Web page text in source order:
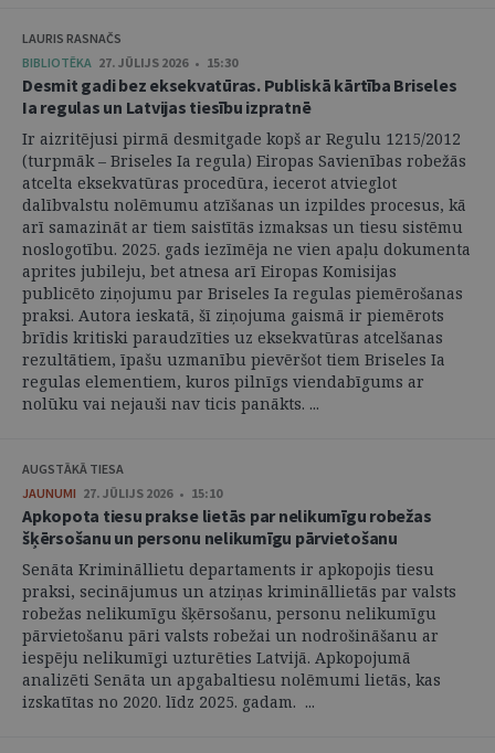
LAURIS RASNAČS
BIBLIOTĒKA 27. JŪLIJS 2026 • 15:30
Desmit gadi bez eksekvatūras. Publiskā kārtība Briseles
Ia regulas un Latvijas tiesību izpratnē
Ir aizritējusi pirmā desmitgade kopš ar Regulu 1215/2012
(turpmāk – Briseles Ia regula) Eiropas Savienības robežās
atcelta eksekvatūras procedūra, iecerot atvieglot
dalībvalstu nolēmumu atzīšanas un izpildes procesus, kā
arī samazināt ar tiem saistītās izmaksas un tiesu sistēmu
noslogotību. 2025. gads iezīmēja ne vien apaļu dokumenta
aprites jubileju, bet atnesa arī Eiropas Komisijas
publicēto ziņojumu par Briseles Ia regulas piemērošanas
praksi. Autora ieskatā, šī ziņojuma gaismā ir piemērots
brīdis kritiski paraudzīties uz eksekvatūras atcelšanas
rezultātiem, īpašu uzmanību pievēršot tiem Briseles Ia
regulas elementiem, kuros pilnīgs viendabīgums ar
nolūku vai nejauši nav ticis panākts. ...
AUGSTĀKĀ TIESA
JAUNUMI 27. JŪLIJS 2026 • 15:10
Apkopota tiesu prakse lietās par nelikumīgu robežas
šķērsošanu un personu nelikumīgu pārvietošanu
Senāta Krimināllietu departaments ir apkopojis tiesu
praksi, secinājumus un atziņas krimināllietās par valsts
robežas nelikumīgu šķērsošanu, personu nelikumīgu
pārvietošanu pāri valsts robežai un nodrošināšanu ar
iespēju nelikumīgi uzturēties Latvijā. Apkopojumā
analizēti Senāta un apgabaltiesu nolēmumi lietās, kas
izskatītas no 2020. līdz 2025. gadam. ...